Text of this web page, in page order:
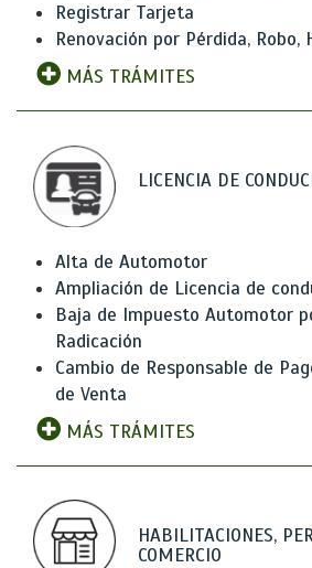
Registrar Tarjeta
Renovación por Pérdida, Robo,
MÁS TRÁMITES
LICENCIA DE
Alta de Automotor
Ampliación de Licencia de
Baja de Impuesto Automotor
Radicación
Cambio de Responsable de
de Venta
MÁS TRÁMITES
HABILITACIONES,
COMERCIO